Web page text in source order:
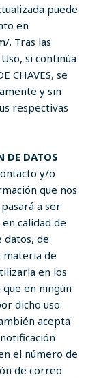
puede
en
. Tras las
si continúa
CHAVES, se
y sin
respectivas
DE DATOS
y/o
que nos
a ser
en calidad de
de
materia de
en los
en ningún
dicho uso.
acepta
el número de
de correo